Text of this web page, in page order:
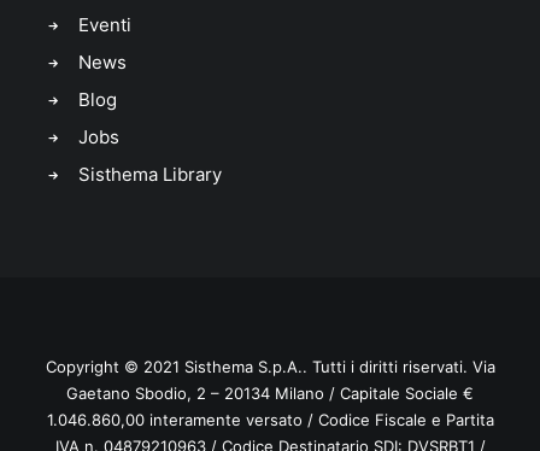
Eventi
News
Blog
Jobs
Sisthema Library
Copyright © 2021 SisthemaS.p.A.. Tutti i diritti riservati. Via
Gaetano Sbodio, 2 – 20134 Milano / Capitale Sociale €
1.046.860,00 interamente versato / Codice Fiscale e Partita
IVA n. 04879210963 / Codice Destinatario SDI: DVSRBT1 /